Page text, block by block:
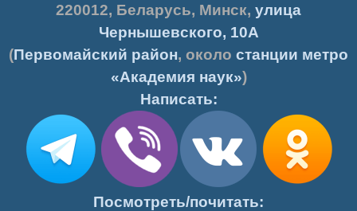
220012, Беларусь, Минск, улица
Чернышевского, 10А
(Первомайский район, около станции метро
«Академия наук»)
Написать:
Посмотреть/почитать: